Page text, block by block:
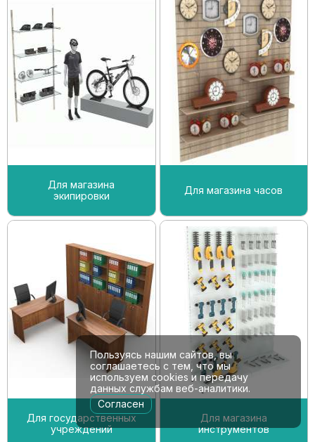
Для магазина
экипировки
Для магазина часов
Для государственных
учреждений
Для магазина
инструментов
Пользуясь нашим сайтов, вы
соглашаетесь с тем, что мы
используем cookies и передачу
данных службам веб-аналитики.
Согласен